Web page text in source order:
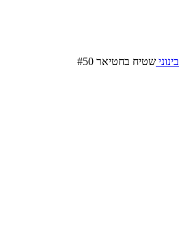
בינוני שטיח בחטיאר #50